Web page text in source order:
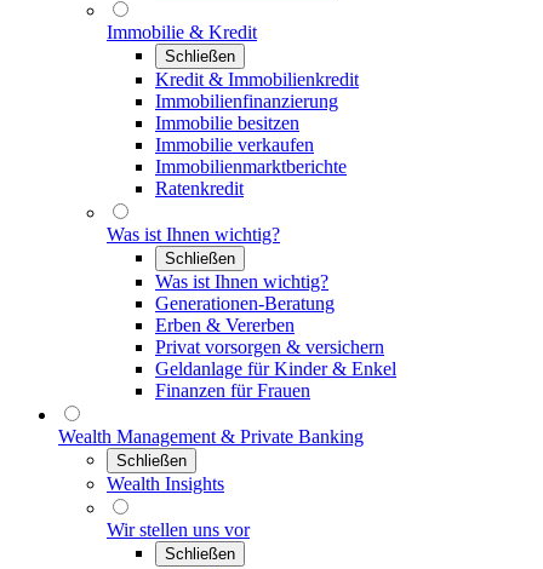
Immobilie & Kredit
Schließen
Kredit & Immobilienkredit
Immobilienfinanzierung
Immobilie besitzen
Immobilie verkaufen
Immobilienmarktberichte
Ratenkredit
Was ist Ihnen wichtig?
Schließen
Was ist Ihnen wichtig?
Generationen-Beratung
Erben & Vererben
Privat vorsorgen & versichern
Geldanlage für Kinder & Enkel
Finanzen für Frauen
Wealth Management & Private Banking
Schließen
Wealth Insights
Wir stellen uns vor
Schließen